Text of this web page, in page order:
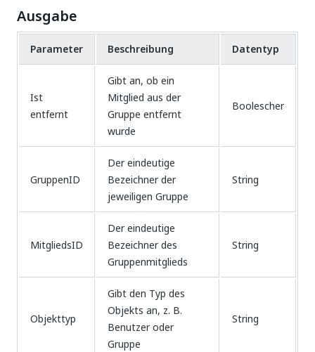
Ausgabe
Parameter Beschreibung Datentyp
Ist
entfernt
Gibt an, ob ein
Mitglied aus der
Gruppe entfernt
wurde
Boolescher
GruppenID
Der eindeutige
Bezeichner der
jeweiligen Gruppe
String
MitgliedsID
Der eindeutige
Bezeichner des
Gruppenmitglieds
String
Objekttyp
Gibt den Typ des
Objekts an, z. B.
Benutzer oder
Gruppe
String